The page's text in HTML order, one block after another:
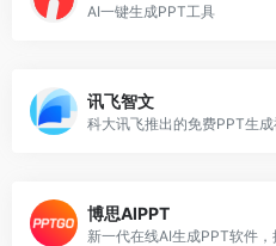
AI一键生成PPT工具
讯飞智文
科大讯飞推出的免费PPT生成
博思AIPPT
新一代在线AI生成PPT软件